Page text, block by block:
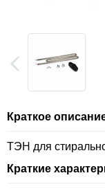
Краткое
ТЭН для
Краткие